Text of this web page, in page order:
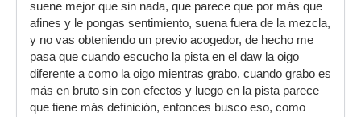
suene mejor que sin nada, que parece que por más que
afines y le pongas sentimiento, suena fuera de la mezcla,
y no vas obteniendo un previo acogedor, de hecho me
pasa que cuando escucho la pista en el daw la oigo
diferente a como la oigo mientras grabo, cuando grabo es
más en bruto sin con efectos y luego en la pista parece
que tiene más definición, entonces busco eso, como